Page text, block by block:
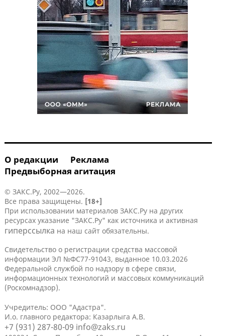
О редакции
Реклама
Предвыборная агитация
© ЗАКС.Ру, 2002—2026.
Все права защищены. [18+]
При использовании материалов ЗАКС.Ру на других
ресурсах указание "ЗАКС.Ру" как источника и активная
гиперссылка на наш сайт обязательны.
Свидетельство о регистрации средства массовой
информации ЭЛ №ФС77-91043, выданное 10.03.2026
Федеральной службой по надзору в сфере связи,
информационных технологий и массовых коммуникаций
(Роскомнадзор).
Учредитель: ООО "Адастра".
И.о. главного редактора: Казарлыга А.В.
+7 (931) 287-80-09 info@zaks.ru